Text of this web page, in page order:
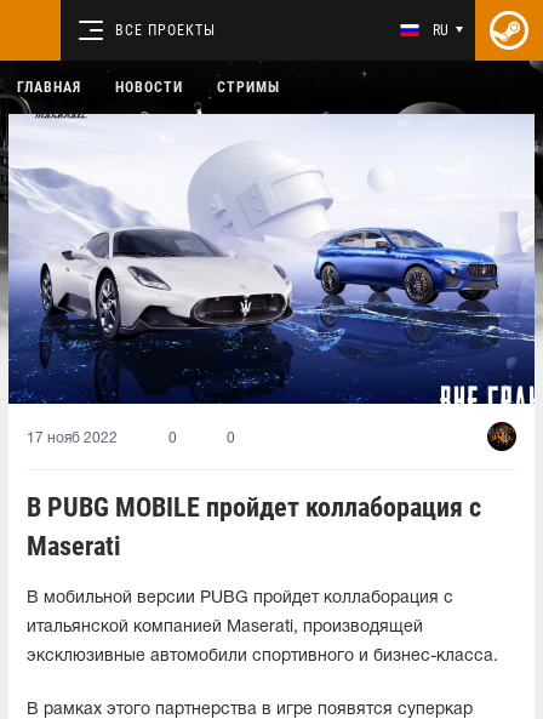
ВСЕ ПРОЕКТЫ RU
ГЛАВНАЯ НОВОСТИ СТРИМЫ
17 нояб 2022 0 0
В PUBG MOBILE пройдет коллаборация с
Maserati
В мобильной версии PUBG пройдет коллаборация с
итальянской компанией Maserati, производящей
эксклюзивные автомобили спортивного и бизнес-класса.
В рамках этого партнерства в игре появятся суперкар